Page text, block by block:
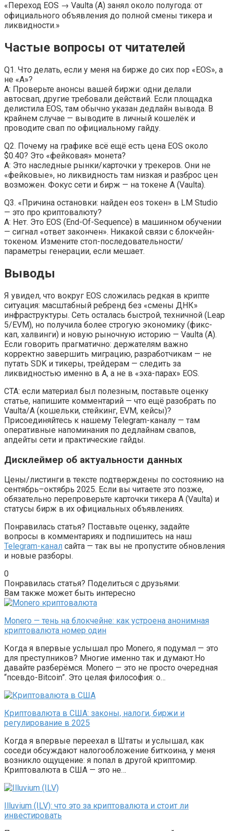
«Переход EOS → Vaulta (A) занял около полугода: от
официального объявления до полной смены тикера и
ликвидности.»
Частые вопросы от читателей
Q1. Что делать, если у меня на бирже до сих пор «EOS», а
не «A»?
A: Проверьте анонсы вашей биржи: одни делали
автосвап, другие требовали действий. Если площадка
делистила EOS, там обычно указан дедлайн вывода. В
крайнем случае — выводите в личный кошелёк и
проводите свап по официальному гайду.
Q2. Почему на графике всё ещё есть цена EOS около
$0.40? Это «фейковая» монета?
A: Это наследные рынки/карточки у трекеров. Они не
«фейковые», но ликвидность там низкая и разброс цен
возможен. Фокус сети и бирж — на токене A (Vaulta).
Q3. «Причина остановки: найден eos токен» в LM Studio
— это про криптовалюту?
A: Нет. Это EOS (End-Of-Sequence) в машинном обучении
— сигнал «ответ закончен». Никакой связи с блокчейн-
токеном. Измените стоп-последовательности/
параметры генерации, если мешает.
Выводы
Я увидел, что вокруг EOS сложилась редкая в крипте
ситуация: масштабный ребренд без «смены ДНК»
инфраструктуры. Сеть осталась быстрой, техничной (Leap
5/EVM), но получила более строгую экономику (фикс-
кап, халвинги) и новую рыночную историю — Vaulta (A).
Если говорить прагматично: держателям важно
корректно завершить миграцию, разработчикам — не
путать SDK и тикеры, трейдерам — следить за
ликвидностью именно в A, а не в «эха-парах» EOS.
CTA: если материал был полезным, поставьте оценку
статье, напишите комментарий — что ещё разобрать по
Vaulta/A (кошельки, стейкинг, EVM, кейсы)?
Присоединяйтесь к нашему Telegram-каналу — там
оперативные напоминания по дедлайнам свапов,
апдейты сети и практические гайды.
Дисклеймер об актуальности данных
Цены/листинги в тексте подтверждены по состоянию на
сентябрь–октябрь 2025. Если вы читаете это позже,
обязательно перепроверьте карточки тикера A (Vaulta) и
статусы бирж в их официальных объявлениях.
Понравилась статья? Поставьте оценку, задайте
вопросы в комментариях и подпишитесь на наш
Telegram-канал сайта — так вы не пропустите обновления
и новые разборы.
0
Понравилась статья? Поделиться с друзьями:
Вам также может быть интересно
Monero — тень на блокчейне: как устроена анонимная
криптовалюта номер один
Когда я впервые услышал про Monero, я подумал — это
для преступников? Многие именно так и думают.Но
давайте разберёмся. Monero — это не просто очередная
“псевдо-Bitcoin”. Это целая философия: о…
Криптовалюта в США: законы, налоги, биржи и
регулирование в 2025
Когда я впервые переехал в Штаты и услышал, как
соседи обсуждают налогообложение биткоина, у меня
возникло ощущение: я попал в другой криптомир.
Криптовалюта в США — это не…
Illuvium (ILV): что это за криптовалюта и стоит ли
инвестировать